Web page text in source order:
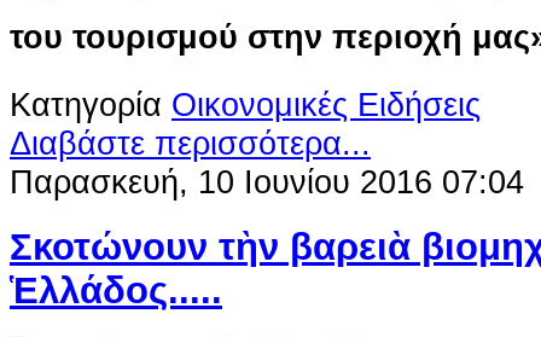
του τουρισμού στην περιοχή
Κατηγορία Οικονομικές Ειδήσεις
Διαβάστε περισσότερα...
Παρασκευή, 10 Ιουνίου 2016 07:04
Σκοτώνουν τὴν βαρειὰ
Ἑλλάδος.....